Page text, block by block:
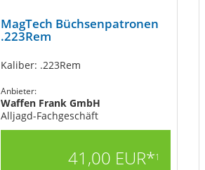
MagTech Büchsenpatronen
.223Rem
Kaliber: .223Rem
Anbieter:
Waffen Frank GmbH
Alljagd-Fachgeschäft
41,00 EUR*1